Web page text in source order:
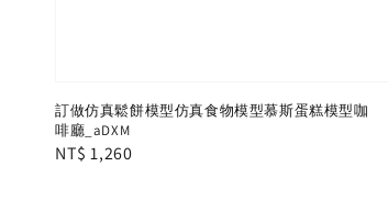
訂做仿真鬆餅模型仿真食物模型慕斯蛋糕模型咖
啡廳_aDXM
Regular
NT$ 1,260